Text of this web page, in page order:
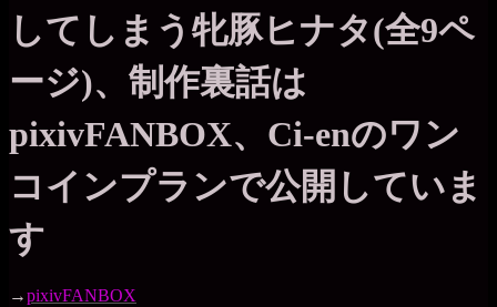
してしまう牝豚ヒナタ(全9ペ
ージ)、制作裏話は
pixivFANBOX、Ci-enのワン
コインプランで公開していま
す
→pixivFANBOX